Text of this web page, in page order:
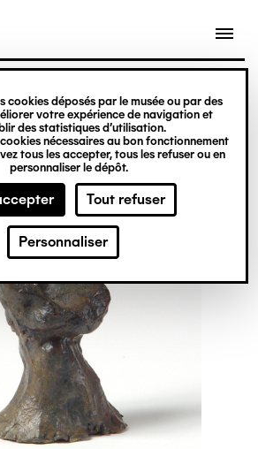
cookies déposés par le musée ou par des
votre expérience de navigation et
des statistiques d’utilisation.
nécessaires au bon fonctionnement
tous les accepter, tous les refuser ou en
personnaliser le dépôt.
Tout refuser
Personnaliser